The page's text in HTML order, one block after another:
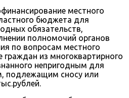
местного
бюджета для
обязательств,
полномочий органов
по вопросам местного
граждан из многоквартирного
непригодным для
подлежащим сносу или